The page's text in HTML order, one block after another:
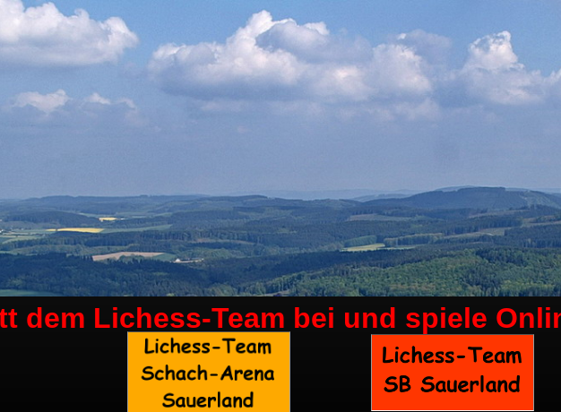
dem Lichess-Team bei und spiele